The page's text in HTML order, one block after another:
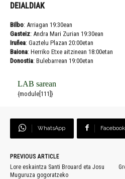
DEIALDIAK
Bilbo: Arriagan 19:30ean
Gasteiz: Andra Mari Zurian 19:30ean
Iruñea: Gaztelu Plazan 20:00etan
Baiona: Herriko Etxe aitzinean 18:00etan
Donostia: Bulebarrean 19:00etan
LAB sarean
{module[111]}
WhatsApp Facebook
PREVIOUS ARTICLE
Lore eskaintza Santi Brouard eta Josu
Muguruza gogoratzeko